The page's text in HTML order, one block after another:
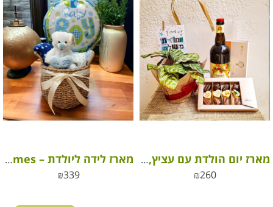
מארז יום הולדת עם עציץ, אלכוהול ושוקולד פרימיום
₪260
מארז לידה ליולדת – Happy Times
₪339